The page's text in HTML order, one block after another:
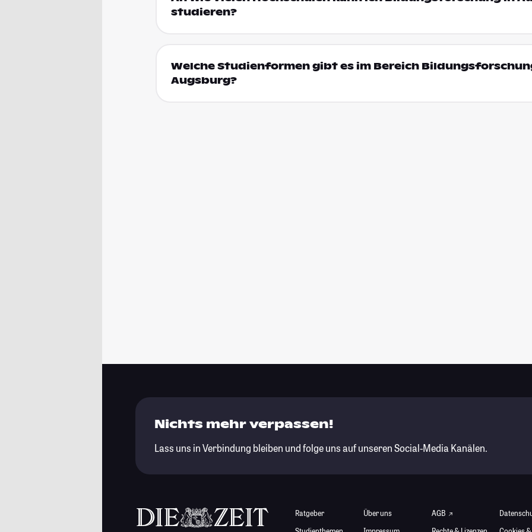
studieren?
Welche Studienformen gibt es im Bereich
Augsburg?
Nichts mehr verpassen!
Lass uns in Verbindung bleiben und folge uns auf unseren Social-Media Kanälen.
Ratgeber
Über uns
AGB